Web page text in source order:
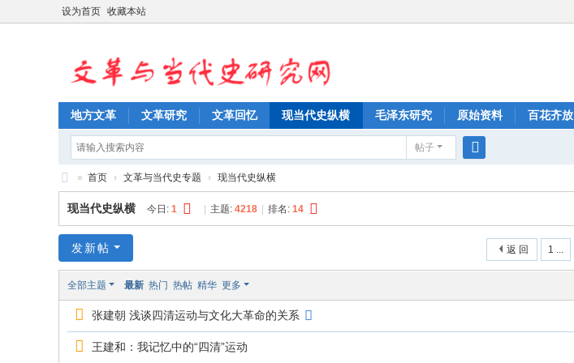
设为首页 收藏本站
地方文革 文革研究 文革回忆 现当代史纵横 毛泽东研究 原始资料 百花齐放
帖子
索
文
革
当
» 首页 › 文革与当代史专题 › 现当代史纵横
现当代史纵横 今日: 1 主题: 4218 排名: 14
1 ...
返 回
发新帖
全部主题 最新 热门 热帖 精华 更多
张建朝 浅谈四清运动与文化大革命的关系
王建和：我记忆中的“四清”运动